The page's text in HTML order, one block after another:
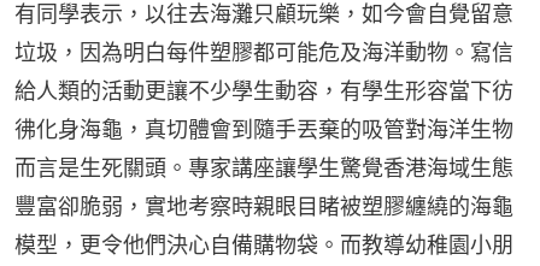
有同學表示，以往去海灘只顧玩樂，如今會自覺留意
垃圾，因為明白每件塑膠都可能危及海洋動物。寫信
給人類的活動更讓不少學生動容，有學生形容當下彷
彿化身海龜，真切體會到隨手丟棄的吸管對海洋生物
而言是生死關頭。專家講座讓學生驚覺香港海域生態
豐富卻脆弱，實地考察時親眼目睹被塑膠纏繞的海龜
模型，更令他們決心自備購物袋。而教導幼稚園小朋